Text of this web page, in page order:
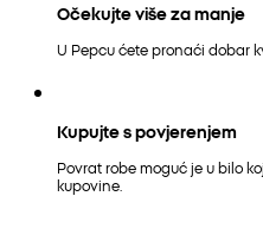
Očekujte više za manje
U Pepcu ćete pronaći dobar
Kupujte s povjerenjem
Povrat robe moguć je u bilo
kupovine.